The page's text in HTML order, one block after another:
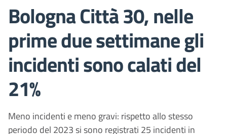
Bologna Città 30, nelle
prime due settimane gli
incidenti sono calati del
21%
Meno incidenti e meno gravi: rispetto allo stesso
periodo del 2023 si sono registrati 25 incidenti in